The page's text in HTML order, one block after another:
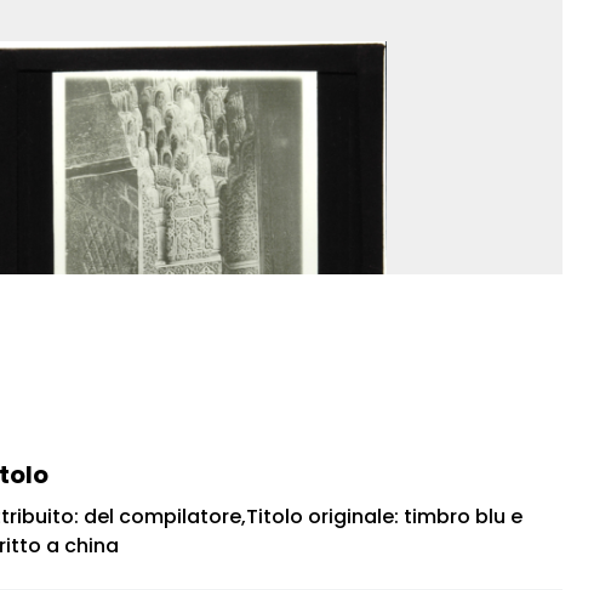
del compilatore,Titolo originale: timbro blu e
a china